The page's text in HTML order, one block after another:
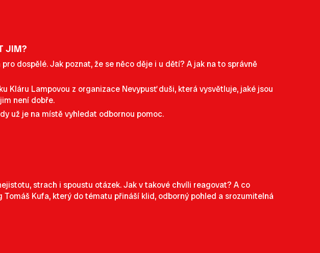
JIM?
dospělé. Jak poznat, že se něco děje i u dětí? A jak na to správně
Kláru Lampovou z organizace Nevypusť duši, která vysvětluje, jaké jsou
není dobře.
už je na místě vyhledat odbornou pomoc.
strach i spoustu otázek. Jak v takové chvíli reagovat? A co
Kufa, který do tématu přináší klid, odborný pohled a srozumitelná